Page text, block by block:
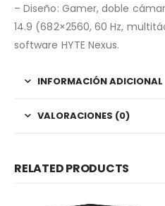
– Diseño: Gamer, doble
14.9 (682×2560, 60 Hz,
software HYTE Nexus.
INFORMACIÓN ADICIONAL
VALORACIONES (0)
RELATED PRODUCTS